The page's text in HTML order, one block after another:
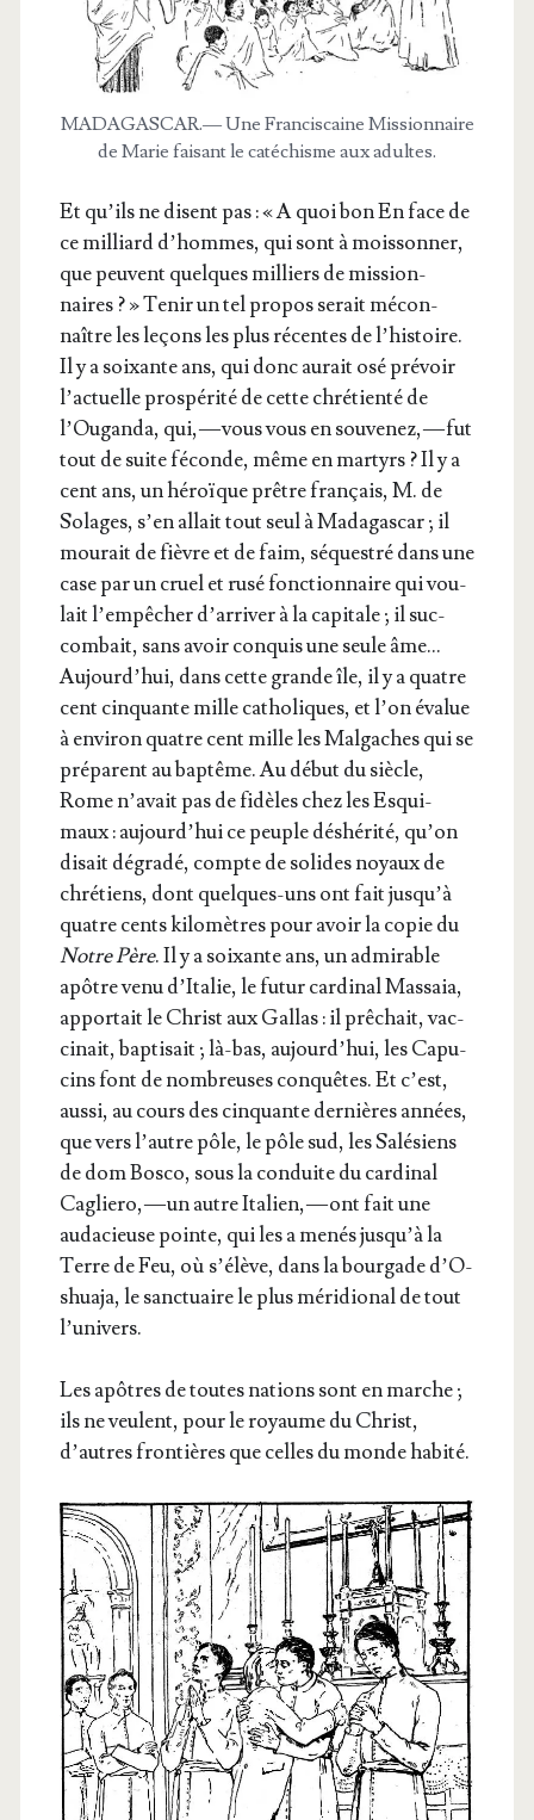
MADAGASCAR.— Une Fran­cis­caine Mis­sion­naire
de Marie fai­sant le caté­chisme aux adultes.
Et qu’ils ne disent pas : « A quoi bon En face de
ce mil­liard d’hommes, qui sont à mois­son­ner,
que peuvent quelques mil­liers de mis­sion­
naires ? » Tenir un tel pro­pos serait mécon­
naître les leçons les plus récentes de l’his­toire.
Il y a soixante ans, qui donc aurait osé pré­voir
l’ac­tuelle pros­pé­ri­té de cette chré­tien­té de
l’Ou­gan­da, qui, — vous vous en sou­ve­nez, — fut
tout de suite féconde, même en mar­tyrs ? Il y a
cent ans, un héroïque prêtre fran­çais, M. de
Solages, s’en allait tout seul à Mada­gas­car ; il
mou­rait de fièvre et de faim, séques­tré dans une
case par un cruel et rusé fonc­tion­naire qui vou­
lait l’empêcher d’ar­ri­ver à la capi­tale ; il suc­
com­bait, sans avoir conquis une seule âme…
Aujourd’­hui, dans cette grande île, il y a quatre
cent cin­quante mille catho­liques, et l’on éva­lue
à envi­ron quatre cent mille les Mal­gaches qui se
pré­parent au bap­tême. Au début du siècle,
Rome n’a­vait pas de fidèles chez les Esqui­
maux : aujourd’­hui ce peuple déshé­ri­té, qu’on
disait dégra­dé, compte de solides noyaux de
chré­tiens, dont quelques-uns ont fait jus­qu’à
quatre cents kilo­mètres pour avoir la copie du
Notre Père. Il y a soixante ans, un admi­rable
apôtre venu d’I­ta­lie, le futur car­di­nal Mas­saia,
appor­tait le Christ aux Gal­las : il prê­chait, vac­
ci­nait, bap­ti­sait ; là-bas, aujourd’­hui, les Capu­
cins font de nom­breuses conquêtes. Et c’est,
aus­si, au cours des cin­quante der­nières années,
que vers l’autre pôle, le pôle sud, les Salé­siens
de dom Bos­co, sous la conduite du car­di­nal
Caglie­ro, — un autre Ita­lien, — ont fait une
auda­cieuse pointe, qui les a menés jus­qu’à la
Terre de Feu, où s’é­lève, dans la bour­gade d’O­
shua­ja, le sanc­tuaire le plus méri­dio­nal de tout
l’univers.
Les apôtres de toutes nations sont en marche ;
ils ne veulent, pour le royaume du Christ,
d’autres fron­tières que celles du monde habité.